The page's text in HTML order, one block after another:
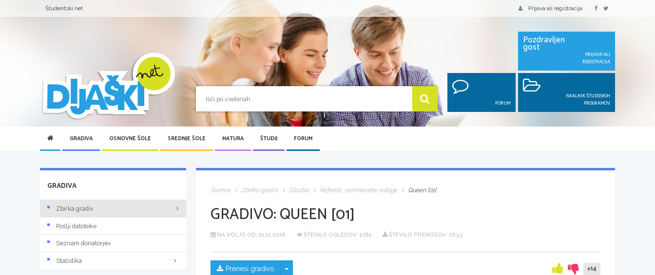
Študentski.net Prijava ali registracija
Pozdravljen
gost
PRIJAVA ALI
REGISTRACIJA
FORUM
ISKALNIK ŠTUDIJSKIH
PROGRAMOV
GRADIVA OSNOVNE ŠOLE SREDNJE ŠOLE MATURA ŠTUDIJ FORUM
Domov Zbirka gradiv Glasba Referati, seminarske naloge Queen [01]
GRADIVO:QUEEN [01]
NA VOLJO OD: 21.12.2018 ŠTEVILO OGLEDOV: 1781 ŠTEVILO PRENOSOV: 2633
Prenesi gradivo Skrij/prikaži meni +14
GRADIVA
Zbirka gradiv
Pošlji datoteke
Seznam donatorjev
Statistika